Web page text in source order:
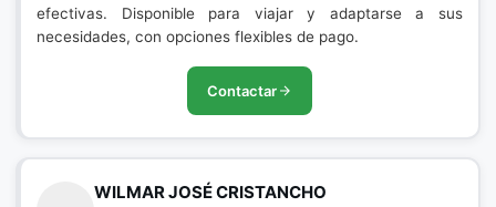
efectivas. Disponible para viajar y adaptarse a sus
necesidades, con opciones flexibles de pago.
Contactar
WILMAR JOSÉ CRISTANCHO